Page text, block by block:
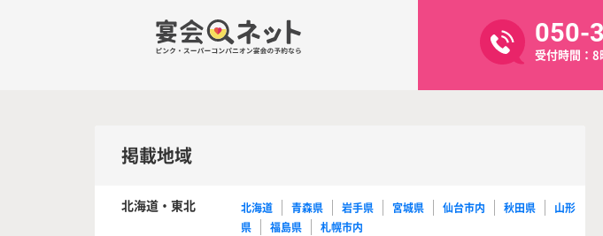
050-
受付時間：
掲載地域
北海道・東北 北海道 青森県 岩手県 宮城県 仙台市内 秋田県
山形
県
福島県 札幌市内